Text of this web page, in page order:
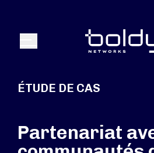
Menu
ÉTUDE DE CAS
Partenariat